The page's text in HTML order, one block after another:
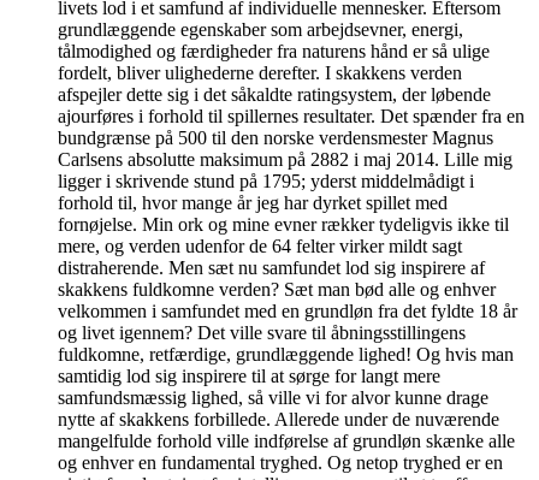
livets lod i et samfund af individuelle mennesker. Eftersom
grundlæggende egenskaber som arbejdsevner, energi,
tålmodighed og færdigheder fra naturens hånd er så ulige
fordelt, bliver ulighederne derefter. I skakkens verden
afspejler dette sig i det såkaldte ratingsystem, der løbende
ajourføres i forhold til spillernes resultater. Det spænder fra en
bundgrænse på 500 til den norske verdensmester Magnus
Carlsens absolutte maksimum på 2882 i maj 2014. Lille mig
ligger i skrivende stund på 1795; yderst middelmådigt i
forhold til, hvor mange år jeg har dyrket spillet med
fornøjelse. Min ork og mine evner rækker tydeligvis ikke til
mere, og verden udenfor de 64 felter virker mildt sagt
distraherende. Men sæt nu samfundet lod sig inspirere af
skakkens fuldkomne verden? Sæt man bød alle og enhver
velkommen i samfundet med en grundløn fra det fyldte 18 år
og livet igennem? Det ville svare til åbningsstillingens
fuldkomne, retfærdige, grundlæggende lighed! Og hvis man
samtidig lod sig inspirere til at sørge for langt mere
samfundsmæssig lighed, så ville vi for alvor kunne drage
nytte af skakkens forbillede. Allerede under de nuværende
mangelfulde forhold ville indførelse af grundløn skænke alle
og enhver en fundamental tryghed. Og netop tryghed er en